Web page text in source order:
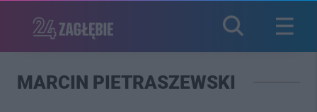
MARCIN PIETRASZEWSKI